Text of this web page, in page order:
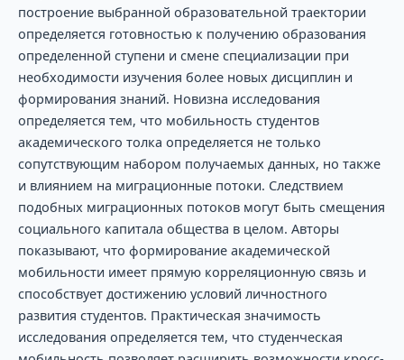
построение выбранной образовательной траектории
определяется готовностью к получению образования
определенной ступени и смене специализации при
необходимости изучения более новых дисциплин и
формирования знаний. Новизна исследования
определяется тем, что мобильность студентов
академического толка определяется не только
сопутствующим набором получаемых данных, но также
и влиянием на миграционные потоки. Следствием
подобных миграционных потоков могут быть смещения
социального капитала общества в целом. Авторы
показывают, что формирование академической
мобильности имеет прямую корреляционную связь и
способствует достижению условий личностного
развития студентов. Практическая значимость
исследования определяется тем, что студенческая